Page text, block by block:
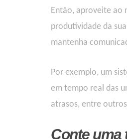
Então, aproveite ao
produtividade da
mantenha
Por exemplo, um
em tempo real das
atrasos, entre outr
Conte uma